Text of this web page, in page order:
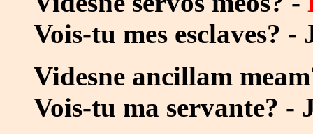
Vois-tu mes esclaves? -
Videsne ancillam
Vois-tu ma servante? -